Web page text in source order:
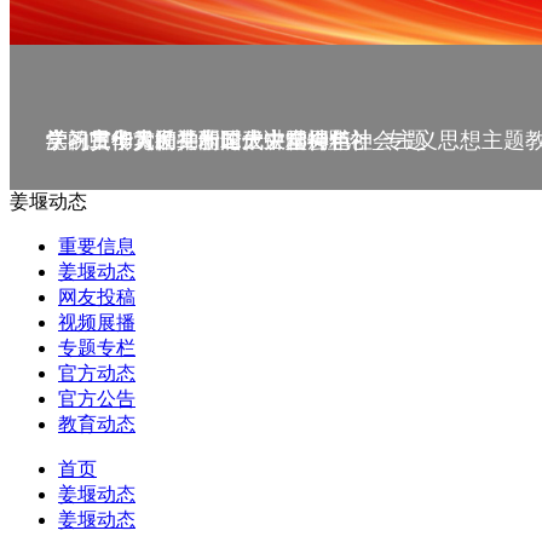
庆祝中华人民共和国成立75周年
学习贯彻党的二十届三中全会精神_专题
党的二十大精神理论大讲堂--理论
学习宣传贯彻党的二十大精神
学习贯彻习近平新时代中国特色社会主义思想主题
姜堰动态
重要信息
姜堰动态
网友投稿
视频展播
专题专栏
官方动态
官方公告
教育动态
首页
姜堰动态
姜堰动态